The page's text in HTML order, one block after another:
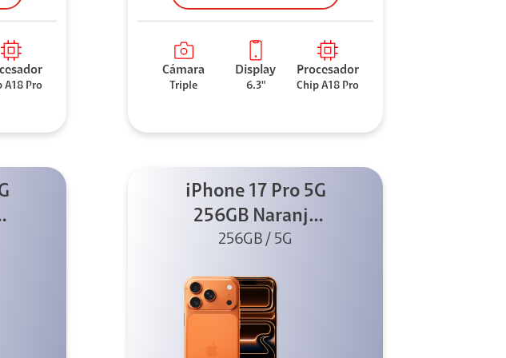
A18 Pro
Cámara
Triple
Display
6.3"
Procesador
Chip A18 Pro
iPhone 17 Pro 5G
256GB Naranja
cósmico
256GB / 5G